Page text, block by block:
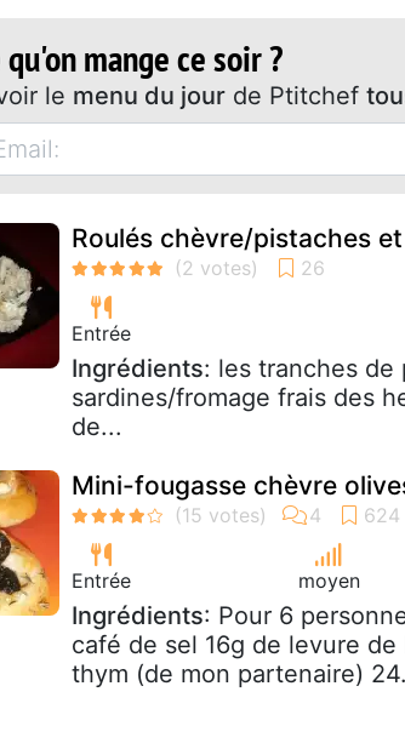
mange ce soir ?
le menu du jour de Ptitchef
Roulés chèvre/pistaches
Entrée
Ingrédients: les tranches de
sardines/fromage frais des
de...
Mini-fougasse chèvre
Entrée moyen
Ingrédients: Pour 6
café de sel 16g de levure
thym (de mon partenaire)